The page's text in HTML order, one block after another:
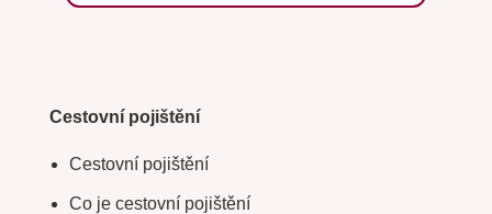
Cestovní pojištění
Cestovní pojištění
Co je cestovní pojištění